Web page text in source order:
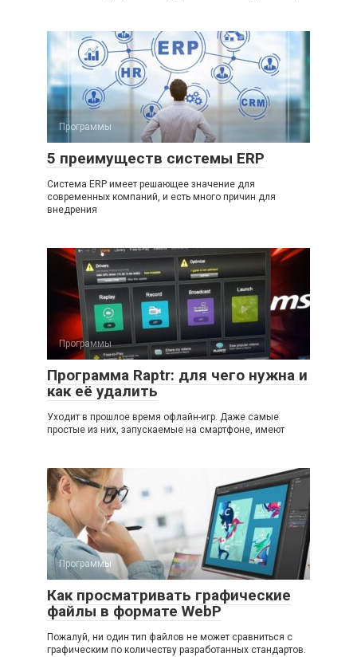
Программы
5 преимуществ системы ERP
Система ERP имеет решающее значение для
современных компаний, и есть много причин для
внедрения
Программы
Программа Raptr: для чего нужна и
как её удалить
Уходит в прошлое время офлайн-игр. Даже самые
простые из них, запускаемые на смартфоне, имеют
Программы
Как просматривать графические
файлы в формате WebP
Пожалуй, ни один тип файлов не может сравниться с
графическим по количеству разработанных стандартов.